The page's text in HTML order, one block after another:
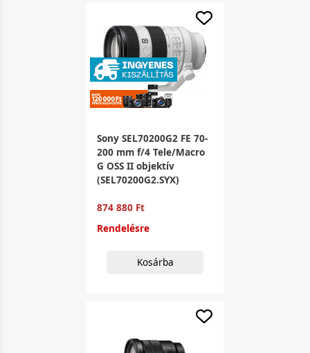
Sony SEL70200G2 FE 70-
200 mm f/4 Tele/Macro
G OSS II objektív
(SEL70200G2.SYX)
874 880 Ft
Rendelésre
Kosárba